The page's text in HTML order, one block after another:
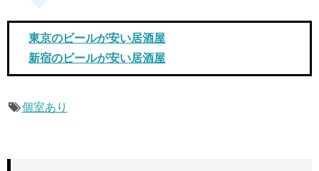
東京のビールが安い居酒屋
新宿のビールが安い居酒屋
個室あり